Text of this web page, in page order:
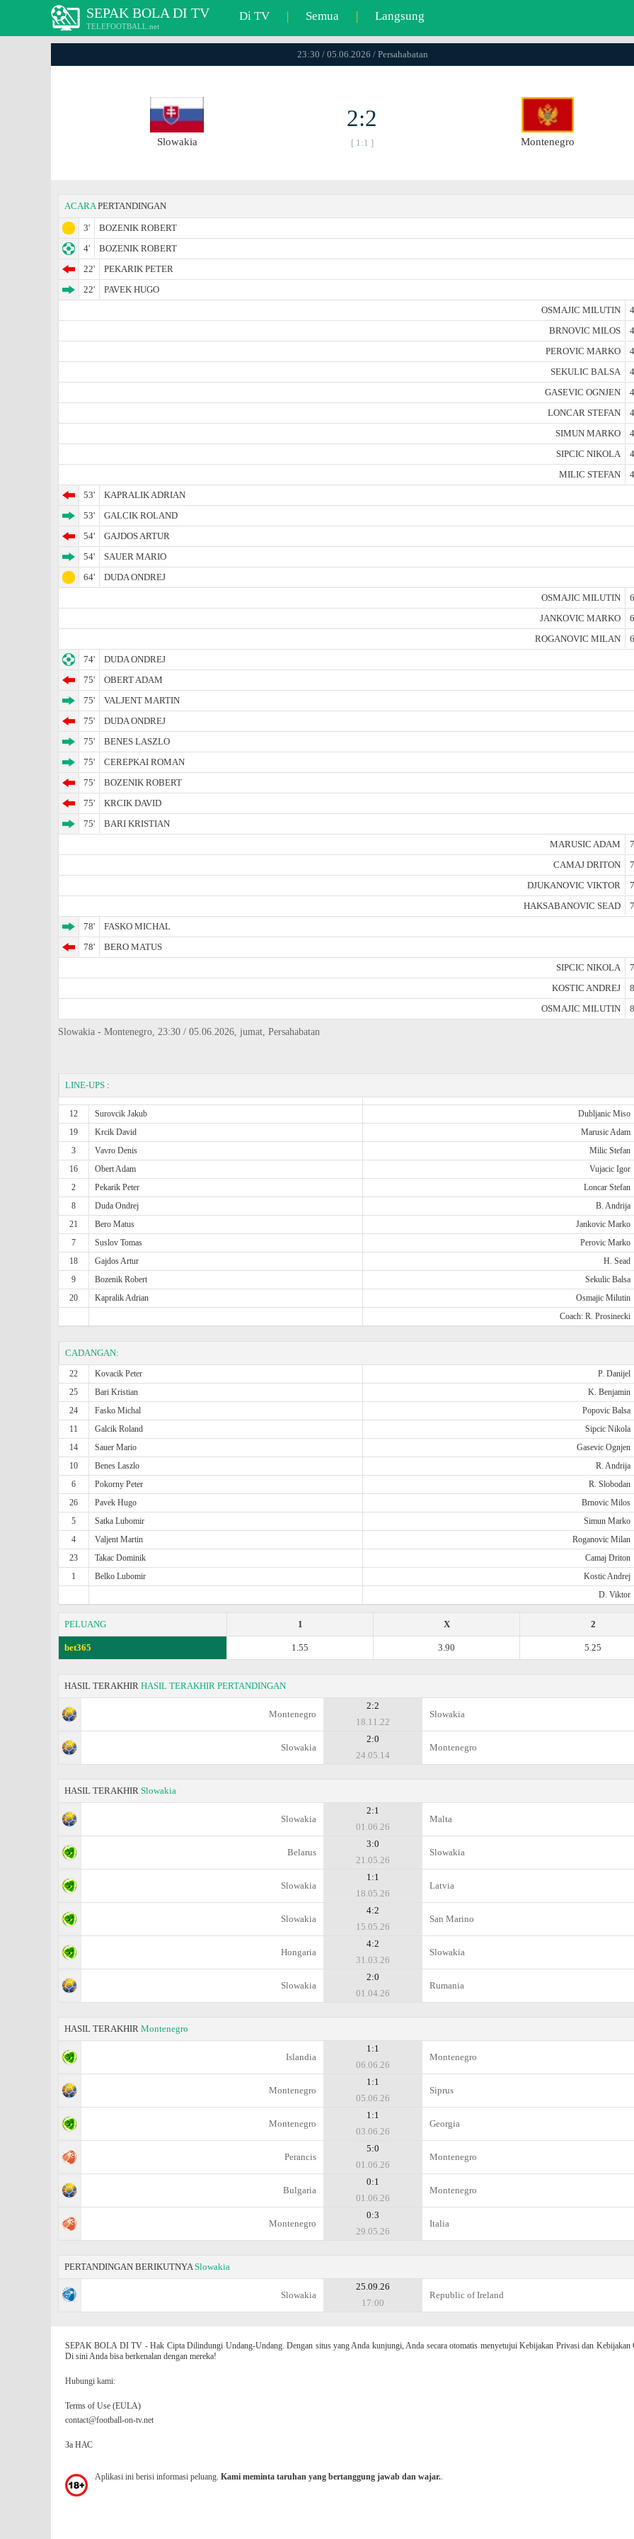
SEPAK BOLA DI TV
TELEFOOTBALL.net
Di TV | Semua | Langsung
23:30 / 05.06.2026 / Persahabatan
Slowakia
2:2
[ 1:1 ] Montenegro
ACARAPERTANDINGAN
3'
BOZENIK ROBERT
4'
BOZENIK ROBERT
22'
PEKARIK PETER
22'
PAVEK HUGO
OSMAJIC MILUTIN
BRNOVIC MILOS
PEROVIC MARKO
SEKULIC BALSA
GASEVIC OGNJEN
LONCAR STEFAN
SIMUN MARKO
SIPCIC NIKOLA
MILIC STEFAN
53'
KAPRALIK ADRIAN
53'
GALCIK ROLAND
54'
GAJDOS ARTUR
54'
SAUER MARIO
64'
DUDA ONDREJ
OSMAJIC MILUTIN
JANKOVIC MARKO
ROGANOVIC MILAN
74'
DUDA ONDREJ
75'
OBERT ADAM
75'
VALJENT MARTIN
75'
DUDA ONDREJ
75'
BENES LASZLO
75'
CEREPKAI ROMAN
75'
BOZENIK ROBERT
75'
KRCIK DAVID
75'
BARI KRISTIAN
MARUSIC ADAM
CAMAJ DRITON
DJUKANOVIC VIKTOR
HAKSABANOVIC SEAD
78'
FASKO MICHAL
78'
BERO MATUS
SIPCIC NIKOLA
KOSTIC ANDREJ
OSMAJIC MILUTIN
Slowakia - Montenegro, 23:30 / 05.06.2026, jumat, Persahabatan
LINE-UPS :
12 Surovcik Jakub
Dubljanic Miso
19
Krcik David
Marusic Adam
3
Vavro Denis
Milic Stefan
16
Obert Adam
Vujacic Igor
2
Pekarik Peter
Loncar Stefan
8
Duda Ondrej
B. Andrija
21
Bero Matus
Jankovic Marko
7
Suslov Tomas
Perovic Marko
18
Gajdos Artur
H. Sead
9
Bozenik Robert
Sekulic Balsa
20
Kapralik Adrian
Osmajic Milutin
Coach: R. Prosinecki
CADANGAN:
22 Kovacik Peter
P. Danijel
25
Bari Kristian
K. Benjamin
24
Fasko Michal
Popovic Balsa
11
Galcik Roland
Sipcic Nikola
14
Sauer Mario
Gasevic Ognjen
10
Benes Laszlo
R. Andrija
6
Pokorny Peter
R. Slobodan
26
Pavek Hugo
Brnovic Milos
5
Satka Lubomir
Simun Marko
4
Valjent Martin
Roganovic Milan
23
Takac Dominik
Camaj Driton
1
Belko Lubomir
Kostic Andrej
D. Viktor
PELUANG 2
X
1
bet365 5.25
3.90
1.55
HASIL TERAKHIR HASIL TERAKHIR PERTANDINGAN
Montenegro
2:2
18.11.22
Slowakia
Slowakia
2:0
24.05.14
Montenegro
HASIL TERAKHIR Slowakia
Slowakia
2:1
01.06.26
Malta
Belarus
3:0
21.05.26
Slowakia
Slowakia
1:1
18.05.26
Latvia
Slowakia
4:2
15.05.26
San Marino
Hongaria
4:2
31.03.26
Slowakia
Slowakia
2:0
01.04.26
Rumania
HASIL TERAKHIR Montenegro
Islandia
1:1
06.06.26
Montenegro
Montenegro
1:1
05.06.26
Siprus
Montenegro
1:1
03.06.26
Georgia
Perancis
5:0
01.06.26
Montenegro
Bulgaria
0:1
01.06.26
Montenegro
Montenegro
0:3
29.05.26
Italia
PERTANDINGAN BERIKUTNYASlowakia
Slowakia
25.09.26
17:00
Republic of Ireland
SEPAK BOLA DI TV - Hak Cipta Dilindungi Undang-Undang. Dengan situs yang Anda kunjungi, Anda secara otomatis menyetujui Kebijakan Privasi dan Kebijakan
Di sini Anda bisa berkenalan dengan mereka!
Hubungi kami:
Terms of Use (EULA)
contact@football-on-tv.net
За НАС
Aplikasi ini berisi informasi peluang. Kami meminta taruhan yang bertanggung jawab dan wajar..